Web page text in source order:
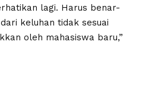
lagi. Harus benar-
keluhan tidak sesuai
oleh mahasiswa baru,”